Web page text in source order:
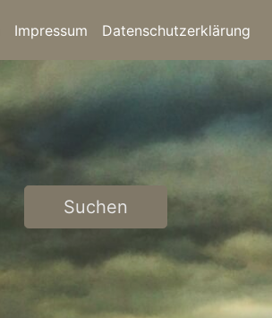
Impressum Datenschutzerklärung
Suchen